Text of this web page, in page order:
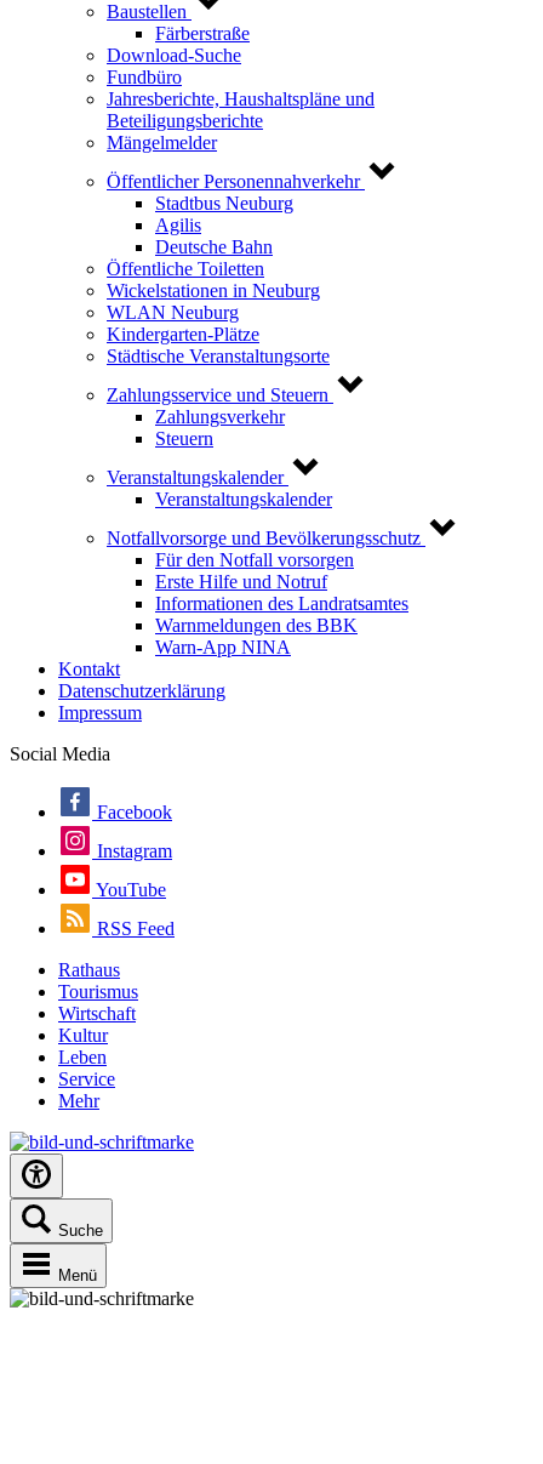
Baustellen
Färberstraße
Download-Suche
Fundbüro
Jahresberichte, Haushaltspläne und
Beteiligungsberichte
Mängelmelder
Öffentlicher Personennahverkehr
Stadtbus Neuburg
Agilis
Deutsche Bahn
Öffentliche Toiletten
Wickelstationen in Neuburg
WLAN Neuburg
Kindergarten-Plätze
Städtische Veranstaltungsorte
Zahlungsservice und Steuern
Zahlungsverkehr
Steuern
Veranstaltungskalender
Veranstaltungskalender
Notfallvorsorge und Bevölkerungsschutz
Für den Notfall vorsorgen
Erste Hilfe und Notruf
Informationen des Landratsamtes
Warnmeldungen des BBK
Warn-App NINA
Kontakt
Datenschutzerklärung
Impressum
Social Media
Facebook
Instagram
YouTube
RSS Feed
Rathaus
Tourismus
Wirtschaft
Kultur
Leben
Service
Mehr
Suche
Menü